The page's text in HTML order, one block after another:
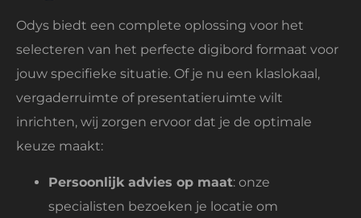
Odys biedt een complete oplossing voor het
selecteren van het perfecte digibord formaat voor
jouw specifieke situatie. Of je nu een klaslokaal,
vergaderruimte of presentatieruimte wilt
inrichten, wij zorgen ervoor dat je de optimale
keuze maakt:
Persoonlijk advies op maat: onze
specialisten bezoeken je locatie om